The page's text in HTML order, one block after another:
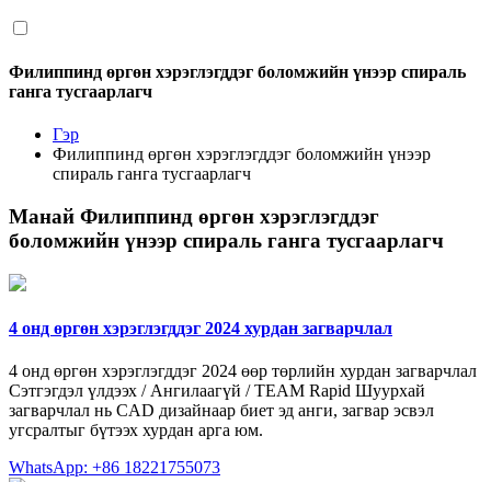
Филиппинд өргөн хэрэглэгддэг боломжийн үнээр спираль
ганга тусгаарлагч
Гэр
Филиппинд өргөн хэрэглэгддэг боломжийн үнээр
спираль ганга тусгаарлагч
Манай Филиппинд өргөн хэрэглэгддэг
боломжийн үнээр спираль ганга тусгаарлагч
4 онд өргөн хэрэглэгддэг 2024 хурдан загварчлал
4 онд өргөн хэрэглэгддэг 2024 өөр төрлийн хурдан загварчлал
Сэтгэгдэл үлдээх / Ангилаагүй / TEAM Rapid Шуурхай
загварчлал нь CAD дизайнаар биет эд анги, загвар эсвэл
угсралтыг бүтээх хурдан арга юм.
WhatsApp: +86 18221755073